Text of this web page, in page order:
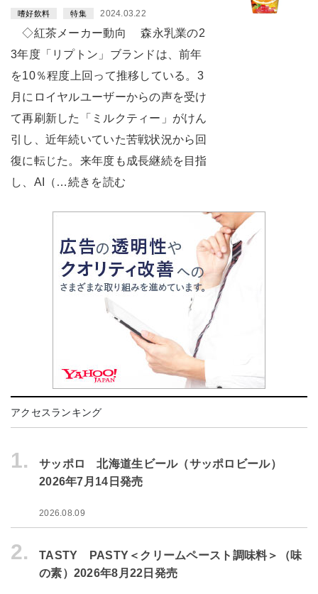
嗜好飲料 特集 2024.03.22
◇紅茶メーカー動向 森永乳業の2
3年度「リプトン」ブランドは、前年
を10％程度上回って推移している。3
月にロイヤルユーザーからの声を受け
て再刷新した「ミルクティー」がけん
引し、近年続いていた苦戦状況から回
復に転じた。来年度も成長継続を目指
し、AI（…続きを読む
アクセスランキング
1.
サッポロ 北海道生ビール（サッポロビール）
2026年7月14日発売
2026.08.09
2.
TASTY PASTY＜クリームペースト調味料＞（味
の素）2026年8月22日発売